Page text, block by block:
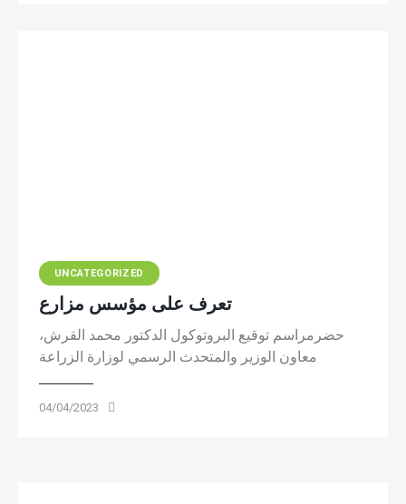
UNCATEGORIZED
تعرف على مؤسس مزارع
حضرمراسم توقيع البروتوكول الدكتور محمد القرش،
معاون الوزير والمتحدث الرسمي لوزارة الزراعة
04/04/2023